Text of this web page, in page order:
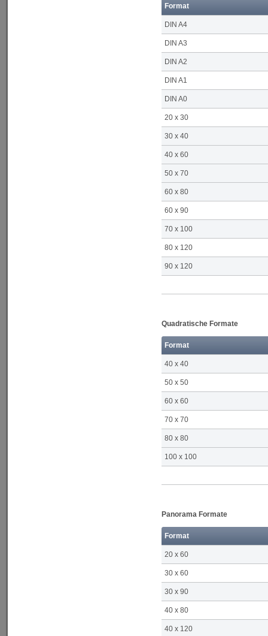
Format
DIN A4
DIN A3
DIN A2
DIN A1
DIN A0
20 x 30
30 x 40
40 x 60
50 x 70
60 x 80
60 x 90
70 x 100
80 x 120
90 x 120
Quadratische Formate
Format
40 x 40
50 x 50
60 x 60
70 x 70
80 x 80
100 x 100
Panorama Formate
Format
20 x 60
30 x 60
30 x 90
40 x 80
40 x 120